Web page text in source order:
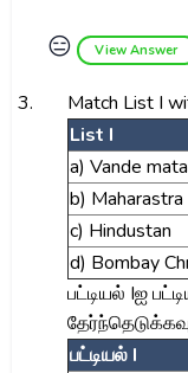
😑 View Answer
3.
Match List I
List I
a) Vande
b) Maharastra
c) Hindustan
d) Bombay
பட்டியல் Iஐ
பட்டியல் I